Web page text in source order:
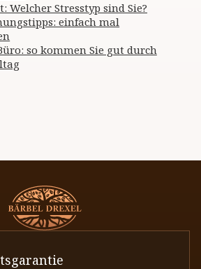
Welcher Stresstyp sind Sie?
einfach mal
so kommen Sie gut durch